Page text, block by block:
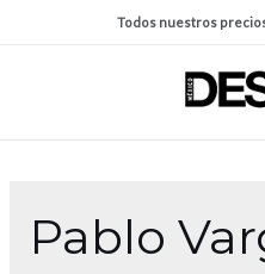
Todos nuestros
Pablo